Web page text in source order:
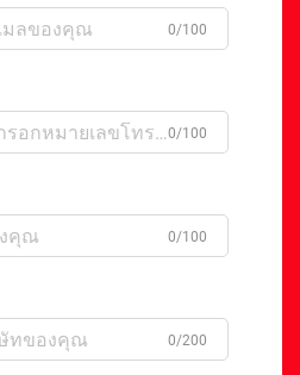
0/100
0/100
0/100
0/200